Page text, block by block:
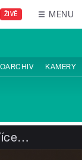
ŽIVĚ MENU
KAMERY
…